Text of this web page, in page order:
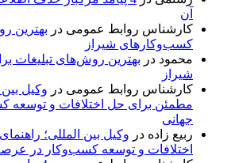
آن
کارشناس روابط عمومی در بهترین
کسب‌وکارهای شیراز
محمود در بهترین روش‌های تبلیغات
شیراز
کارشناس روابط عمومی در وکیل بین
مطمئن برای حل اختلافات و توسعه
جهانی
ربیع زاده در وکیل بین المللی؛
اختلافات و توسعه کسب‌وکار در